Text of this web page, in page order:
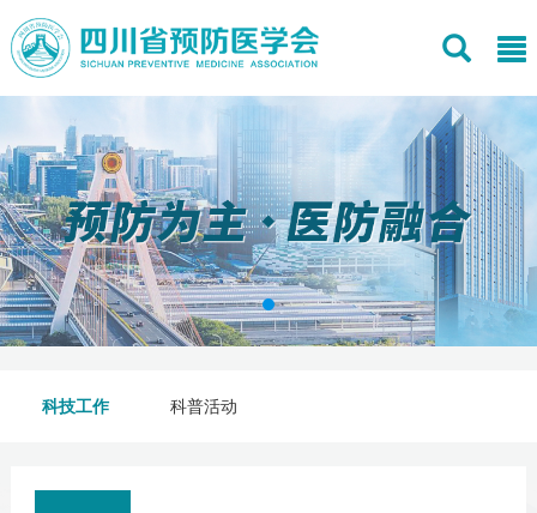
科技工作 科普活动